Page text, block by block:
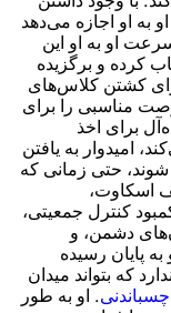
به او اجازه می‌دهد
او به او این
کرده و برگزیده
کشتن کلاس‌های
مناسبی را برای
برای اخذ
امیدوار به یافتن
حتی زمانی که
اسکاوت،
کنترل جمعیتی،
دشمن، و
پایان رسیده
که بتواند میدان
چسباندنی. او به طور